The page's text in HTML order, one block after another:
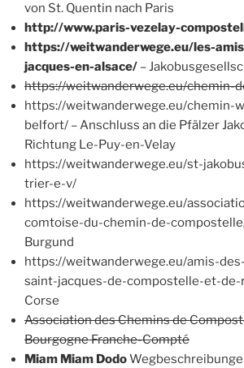
von St. Quentin nach Paris
http://www.paris-vezelay-
https://weitwanderwege.eu/les-
jacques-en-alsace/ –
https://weitwanderwege.eu/chemin-
https://weitwanderwege.eu/chemin-
belfort/ – Anschluss an die Pfälzer
Richtung Le-Puy-en-Velay
https://weitwanderwege.eu/st-
trier-e-v/
https://weitwanderwege.eu/
comtoise-du-chemin-de-compostelle/
Burgund
https://weitwanderwege.eu/amis-
saint-jacques-de-compostelle-et-de-
Corse
Association des Chemins de
Bourgogne Franche-Compté
Miam Miam Dodo